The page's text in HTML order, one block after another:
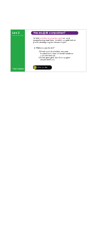
Hoe zou jij dit aanpakken?
Les 2
Je hebtschulden bij je beste vriend en op je
spaarrekening staat niets. Je telefoon gaat stuk en
je wilt vandaag nog een nieuwe kopen.
Wat zou jij doen?
First things first
Wist je dat ...
Ik heb toch al schulden, een paar
honderd euro meer of minder maakt nu
ook niet meer uit.
Ik heb geen geld, dus ik koop geen
nieuwe telefoon.